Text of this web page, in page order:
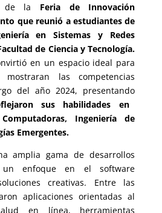
de la Feria de Innovación
que reunió a estudiantes de
en Sistemas y Redes
de Ciencia y Tecnología.
en un espacio ideal para
las competencias
del año 2024, presentando
sus habilidades en
Ingeniería de
Emergentes.
amplia gama de desarrollos
un enfoque en el software
creativas. Entre las
aplicaciones orientadas al
en línea, herramientas